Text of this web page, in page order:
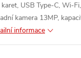
USB Type-C, Wi-
kamera 13MP,
informace